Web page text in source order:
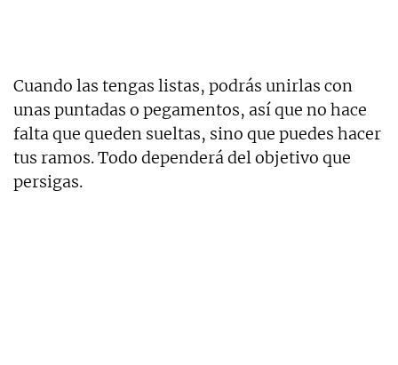
Cuando las tengas listas, podrás unirlas con
unas puntadas o pegamentos, así que no hace
falta que queden sueltas, sino que puedes hacer
tus ramos. Todo dependerá del objetivo que
persigas.